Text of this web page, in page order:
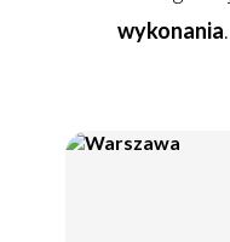
ZAPISZ
wykonania